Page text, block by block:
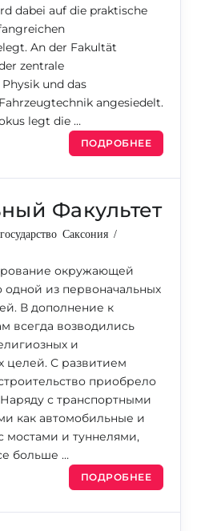
dabei auf die praktische
An der Fakultät
zentrale
und das
angesiedelt.
legt die …
ПОДРОБНЕЕ
Факультет
Саксония /
окружающей
из первоначальных
В дополнение к
всегда возводились
и
целей. С развитием
приобрело
с транспортными
как автомобильные и
мостами и туннелями,
больше …
ПОДРОБНЕЕ